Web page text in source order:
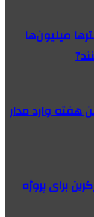
میلیون‌ها
هفته وارد مدار